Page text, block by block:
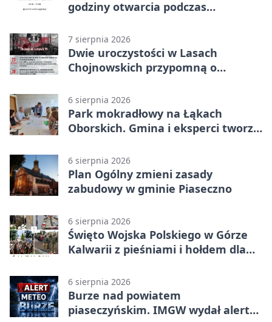
godziny otwarcia podczas
7 sierpnia 2026
Dwie uroczystości w Lasach
Chojnowskich przypomną o
6 sierpnia 2026
Park mokradłowy na Łąkach
Oborskich. Gmina i eksperci tworzą
6 sierpnia 2026
Plan Ogólny zmieni zasady
zabudowy w gminie Piaseczno
6 sierpnia 2026
Święto Wojska Polskiego w Górze
Kalwarii z pieśniami i hołdem dla
6 sierpnia 2026
Burze nad powiatem
piaseczyńskim. IMGW wydał alert